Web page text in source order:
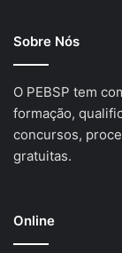
Sobre Nós
O PEBSP tem
formação,
concursos,
gratuitas.
Online